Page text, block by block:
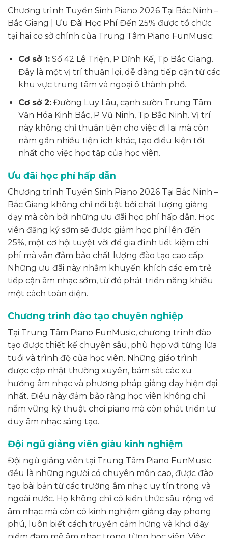
Chương trình Tuyển Sinh Piano 2026 Tại Bắc Ninh –
Bắc Giang | Ưu Đãi Học Phí Đến 25% được tổ chức
tại hai cơ sở chính của Trung Tâm Piano FunMusic:
Cơ sở 1:Số 42 Lê Triện, P Dĩnh Kế, Tp Bắc Giang.
Đây là một vị trí thuận lợi, dễ dàng tiếp cận từ các
khu vực trung tâm và ngoại ô thành phố.
Cơ sở 2:Đường Luy Lâu, cạnh sườn Trung Tâm
Văn Hóa Kinh Bắc, P Vũ Ninh, Tp Bắc Ninh. Vị trí
này không chỉ thuận tiện cho việc đi lại mà còn
nằm gần nhiều tiện ích khác, tạo điều kiện tốt
nhất cho việc học tập của học viên.
Ưu đãi học phí hấp dẫn
Chương trình Tuyển Sinh Piano 2026 Tại Bắc Ninh –
Bắc Giang không chỉ nổi bật bởi chất lượng giảng
dạy mà còn bởi những ưu đãi học phí hấp dẫn. Học
viên đăng ký sớm sẽ được giảm học phí lên đến
25%, một cơ hội tuyệt vời để gia đình tiết kiệm chi
phí mà vẫn đảm bảo chất lượng đào tạo cao cấp.
Những ưu đãi này nhằm khuyến khích các em trẻ
tiếp cận âm nhạc sớm, từ đó phát triển năng khiếu
một cách toàn diện.
Chương trình đào tạo chuyên nghiệp
Tại Trung Tâm Piano FunMusic, chương trình đào
tạo được thiết kế chuyên sâu, phù hợp với từng lứa
tuổi và trình độ của học viên. Những giáo trình
được cập nhật thường xuyên, bám sát các xu
hướng âm nhạc và phương pháp giảng dạy hiện đại
nhất. Điều này đảm bảo rằng học viên không chỉ
nắm vững kỹ thuật chơi piano mà còn phát triển tư
duy âm nhạc sáng tạo.
Đội ngũ giảng viên giàu kinh nghiệm
Đội ngũ giảng viên tại Trung Tâm Piano FunMusic
đều là những người có chuyên môn cao, được đào
tạo bài bản từ các trường âm nhạc uy tín trong và
ngoài nước. Họ không chỉ có kiến thức sâu rộng về
âm nhạc mà còn có kinh nghiệm giảng dạy phong
phú, luôn biết cách truyền cảm hứng và khơi dậy